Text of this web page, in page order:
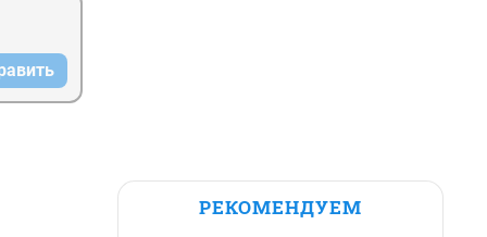
РЕКОМЕНДУЕМ